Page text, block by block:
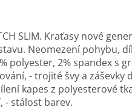
SLIM. Kraťasy nové
Neomezení pohybu,
polyester, 2% spandex s
- trojité švy a záševky
kapes z polyesterové
- stálost barev.